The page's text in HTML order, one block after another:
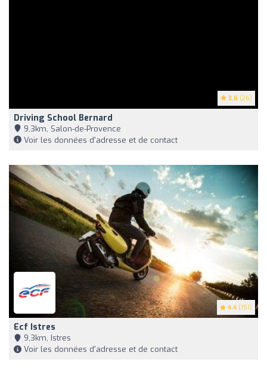
3.6 (26)
Driving School Bernard
9,3km, Salon-de-Provence
Voir les données d'adresse et de contact
4.4 (151)
Ecf Istres
9,3km, Istres
Voir les données d'adresse et de contact